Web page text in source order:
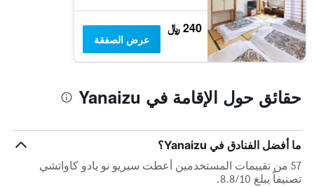
240 ﷼
عرض الصفقة
حقائق حول الإقامة في Yanaizu
ما أفضل الفنادق في Yanaizu؟
57 من تقييمات المستخدمين أعطت سيريو نو يادو كاواتشي
تصنيفاً يبلغ 8.8/10.